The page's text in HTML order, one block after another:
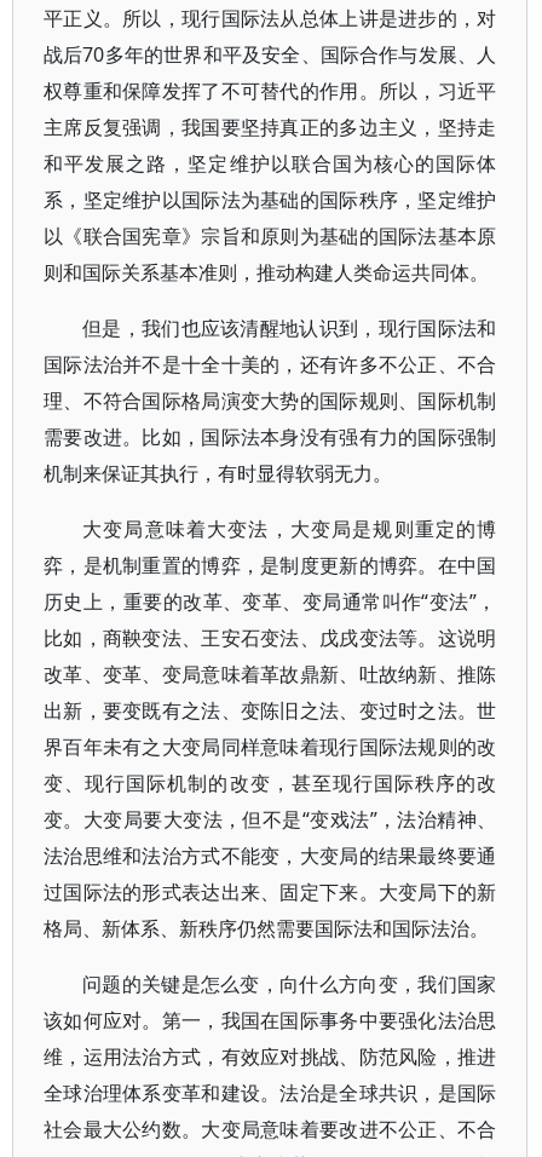
平正义。所以，现行国际法从总体上讲是进步的，对
战后70多年的世界和平及安全、国际合作与发展、人
权尊重和保障发挥了不可替代的作用。所以，习近平
主席反复强调，我国要坚持真正的多边主义，坚持走
和平发展之路，坚定维护以联合国为核心的国际体
系，坚定维护以国际法为基础的国际秩序，坚定维护
以《联合国宪章》宗旨和原则为基础的国际法基本原
则和国际关系基本准则，推动构建人类命运共同体。
但是，我们也应该清醒地认识到，现行国际法和
国际法治并不是十全十美的，还有许多不公正、不合
理、不符合国际格局演变大势的国际规则、国际机制
需要改进。比如，国际法本身没有强有力的国际强制
机制来保证其执行，有时显得软弱无力。
大变局意味着大变法，大变局是规则重定的博
弈，是机制重置的博弈，是制度更新的博弈。在中国
历史上，重要的改革、变革、变局通常叫作“变法”，
比如，商鞅变法、王安石变法、戊戌变法等。这说明
改革、变革、变局意味着革故鼎新、吐故纳新、推陈
出新，要变既有之法、变陈旧之法、变过时之法。世
界百年未有之大变局同样意味着现行国际法规则的改
变、现行国际机制的改变，甚至现行国际秩序的改
变。大变局要大变法，但不是“变戏法”，法治精神、
法治思维和法治方式不能变，大变局的结果最终要通
过国际法的形式表达出来、固定下来。大变局下的新
格局、新体系、新秩序仍然需要国际法和国际法治。
问题的关键是怎么变，向什么方向变，我们国家
该如何应对。第一，我国在国际事务中要强化法治思
维，运用法治方式，有效应对挑战、防范风险，推进
全球治理体系变革和建设。法治是全球共识，是国际
社会最大公约数。大变局意味着要改进不公正、不合